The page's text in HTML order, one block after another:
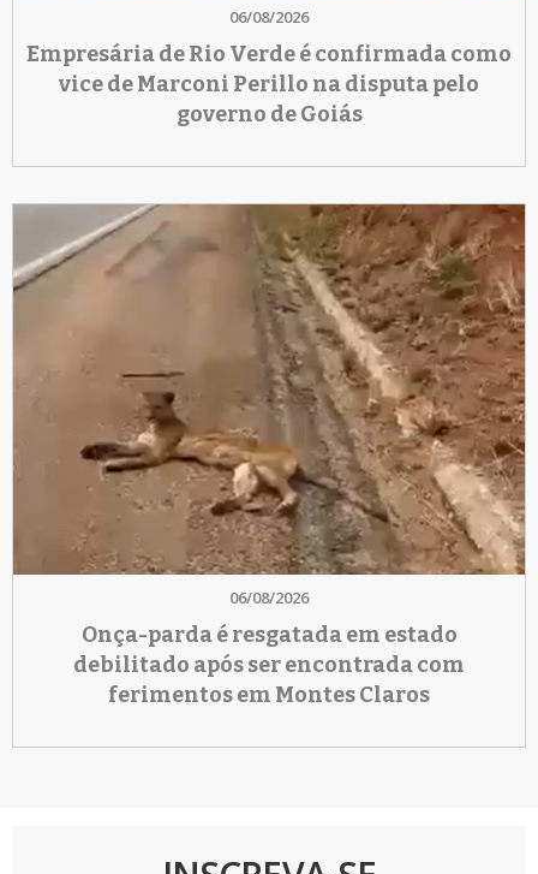
06/08/2026
Empresária de Rio Verde é confirmada como
vice de Marconi Perillo na disputa pelo
governo de Goiás
06/08/2026
Onça-parda é resgatada em estado
debilitado após ser encontrada com
ferimentos em Montes Claros